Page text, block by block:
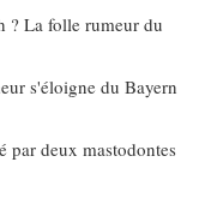
? La folle rumeur du
s'éloigne du Bayern
par deux mastodontes